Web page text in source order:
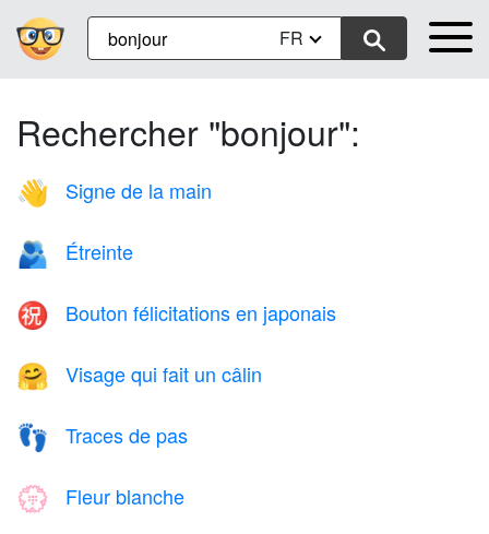
FR
Rechercher "bonjour":
👋 Signe de la main
🫂 Étreinte
㊗️ Bouton félicitations en japonais
🤗 Visage qui fait un câlin
👣 Traces de pas
💮 Fleur blanche